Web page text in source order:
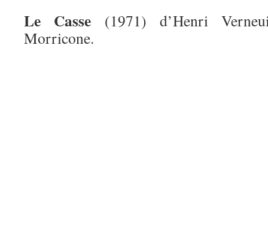
Le Casse (1971) d’Henri
Morricone.